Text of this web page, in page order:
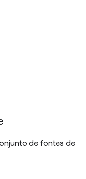
de fontes de